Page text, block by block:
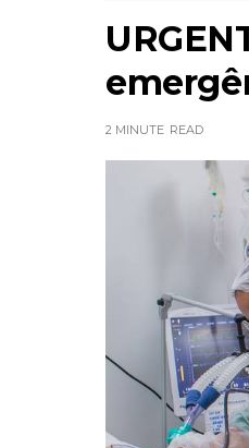
2 MINUTE READ